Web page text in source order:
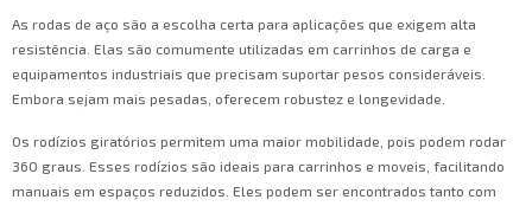
As rodas de aço são a escolha certa para aplicações que exigem alta
resistência. Elas são comumente utilizadas em carrinhos de carga e
equipamentos industriais que precisam suportar pesos consideráveis.
Embora sejam mais pesadas, oferecem robustez e longevidade.
Os rodízios giratórios permitem uma maior mobilidade, pois podem rodar
360 graus. Esses rodízios são ideais para carrinhos e moveis, facilitando
manuais em espaços reduzidos. Eles podem ser encontrados tanto com